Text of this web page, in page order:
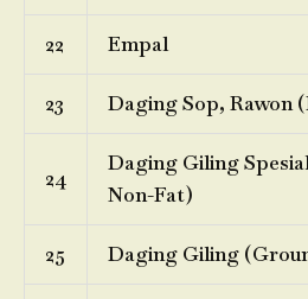
22 Empal
23 Daging Sop, Rawon
24
Daging Giling
Non-Fat)
25 Daging Giling